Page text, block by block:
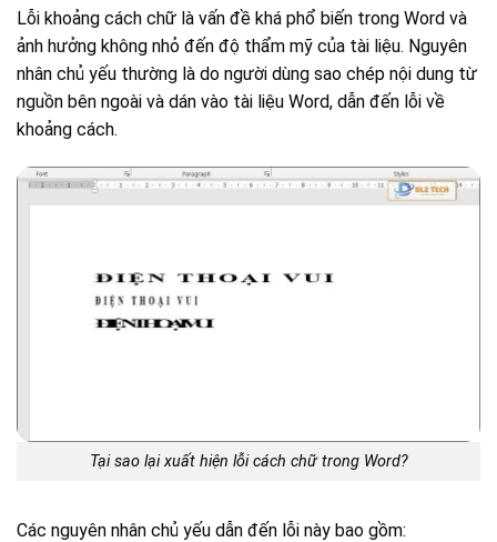
Lỗi khoảng cách chữ là vấn đề khá phổ biến trong Word và
ảnh hưởng không nhỏ đến độ thẩm mỹ của tài liệu. Nguyên
nhân chủ yếu thường là do người dùng sao chép nội dung từ
nguồn bên ngoài và dán vào tài liệu Word, dẫn đến lỗi về
khoảng cách.
Tại sao lại xuất hiện lỗi cách chữ trong Word?
Các nguyên nhân chủ yếu dẫn đến lỗi này bao gồm: